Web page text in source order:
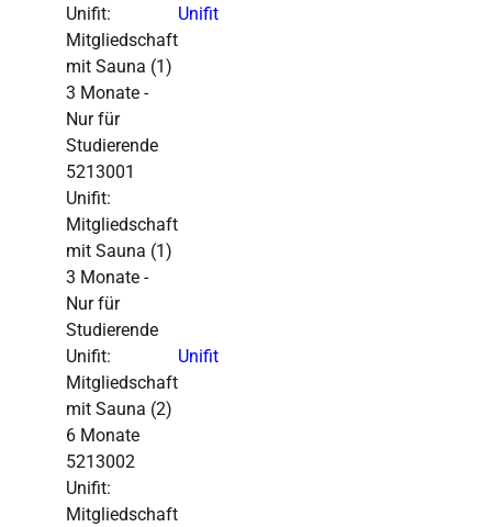
Unifit:
Mitgliedschaft
mit Sauna (1)
3 Monate -
Nur für
Studierende
5213001
Unifit:
Mitgliedschaft
mit Sauna (1)
3 Monate -
Nur für
Studierende
Unifit
Unifit:
Mitgliedschaft
mit Sauna (2)
6 Monate
5213002
Unifit:
Mitgliedschaft
Unifit